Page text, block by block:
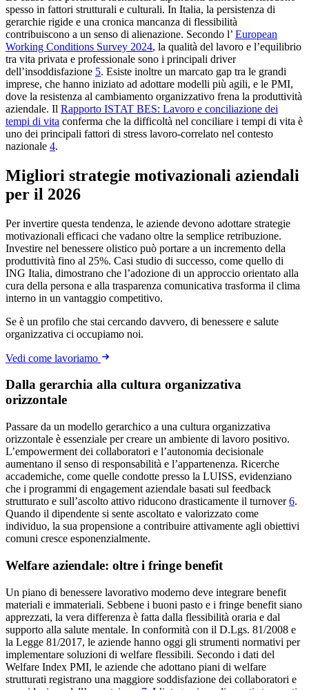
spesso in fattori strutturali e culturali. In Italia, la persistenza di
gerarchie rigide e una cronica mancanza di flessibilità
contribuiscono a un senso di alienazione. Secondo l’ European
Working Conditions Survey 2024, la qualità del lavoro e l’equilibrio
tra vita privata e professionale sono i principali driver
dell’insoddisfazione 5. Esiste inoltre un marcato gap tra le grandi
imprese, che hanno iniziato ad adottare modelli più agili, e le PMI,
dove la resistenza al cambiamento organizzativo frena la produttività
aziendale. Il Rapporto ISTAT BES: Lavoro e conciliazione dei
tempi di vita conferma che la difficoltà nel conciliare i tempi di vita è
uno dei principali fattori di stress lavoro-correlato nel contesto
nazionale 4.
Migliori strategie motivazionali aziendali
per il 2026
Per invertire questa tendenza, le aziende devono adottare strategie
motivazionali efficaci che vadano oltre la semplice retribuzione.
Investire nel benessere olistico può portare a un incremento della
produttività fino al 25%. Casi studio di successo, come quello di
ING Italia, dimostrano che l’adozione di un approccio orientato alla
cura della persona e alla trasparenza comunicativa trasforma il clima
interno in un vantaggio competitivo.
Se è un profilo che stai cercando davvero, di benessere e salute
organizzativa ci occupiamo noi.
Vedi come lavoriamo
Dalla gerarchia alla cultura organizzativa
orizzontale
Passare da un modello gerarchico a una cultura organizzativa
orizzontale è essenziale per creare un ambiente di lavoro positivo.
L’empowerment dei collaboratori e l’autonomia decisionale
aumentano il senso di responsabilità e l’appartenenza. Ricerche
accademiche, come quelle condotte presso la LUISS, evidenziano
che i programmi di engagement aziendale basati sul feedback
strutturato e sull’ascolto attivo riducono drasticamente il turnover6.
Quando il dipendente si sente ascoltato e valorizzato come
individuo, la sua propensione a contribuire attivamente agli obiettivi
comuni cresce esponenzialmente.
Welfare aziendale: oltre i fringe benefit
Un piano di benessere lavorativo moderno deve integrare benefit
materiali e immateriali. Sebbene i buoni pasto e i fringe benefit siano
apprezzati, la vera differenza è fatta dalla flessibilità oraria e dal
supporto alla salute mentale. In conformità con il D.Lgs. 81/2008 e
la Legge 81/2017, le aziende hanno oggi gli strumenti normativi per
implementare soluzioni di welfare flessibili. Secondo i dati del
Welfare Index PMI, le aziende che adottano piani di welfare
strutturati registrano una maggiore soddisfazione dei collaboratori e